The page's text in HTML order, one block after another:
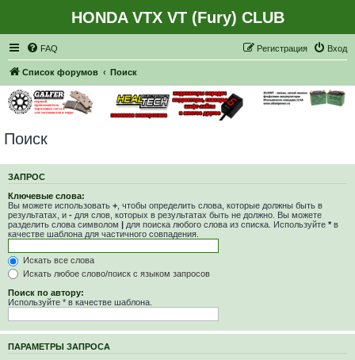
HONDA VTX VT (Fury) CLUB
FAQ Вход
Регистрация
Список форумов Поиск
Поиск
ЗАПРОС
Ключевые слова:
Вы можете использовать + , чтобы определить слова, которые должны быть в
результатах, и - для слов, которых в результатах быть не должно. Вы можете
разделить слова символом | для поиска любого слова из списка. Используйте * в
качестве шаблона для частичного совпадения.
Искать все слова
Искать любое слово/поиск с языком запросов
Поиск по автору:
Используйте * в качестве шаблона.
ПАРАМЕТРЫ ЗАПРОСА